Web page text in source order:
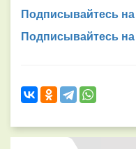
Подписывайтесь
Подписывайтесь